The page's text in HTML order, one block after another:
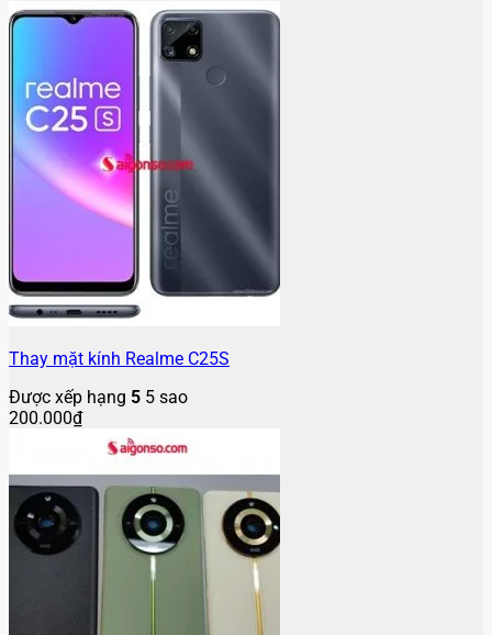
Thay mặt kính Realme C25S
Được xếp hạng 5 5 sao
200.000₫